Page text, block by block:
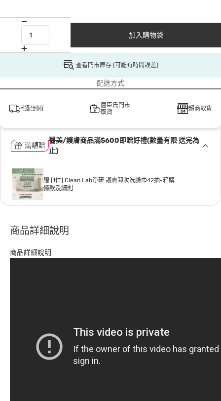
加入購物袋
查看門市庫存 (可能有時間誤差)
配送方式
宅配到府
屈臣氏門市
取貨
超商取貨
滿額贈
醫美/護膚商品滿$600即贈好禮(數量有限 送完為
止)
贈 [1件] Clean Lab淨研 護膚卸妝洗臉巾42抽-箱購
條款及細則
商品詳細說明
商品詳細說明